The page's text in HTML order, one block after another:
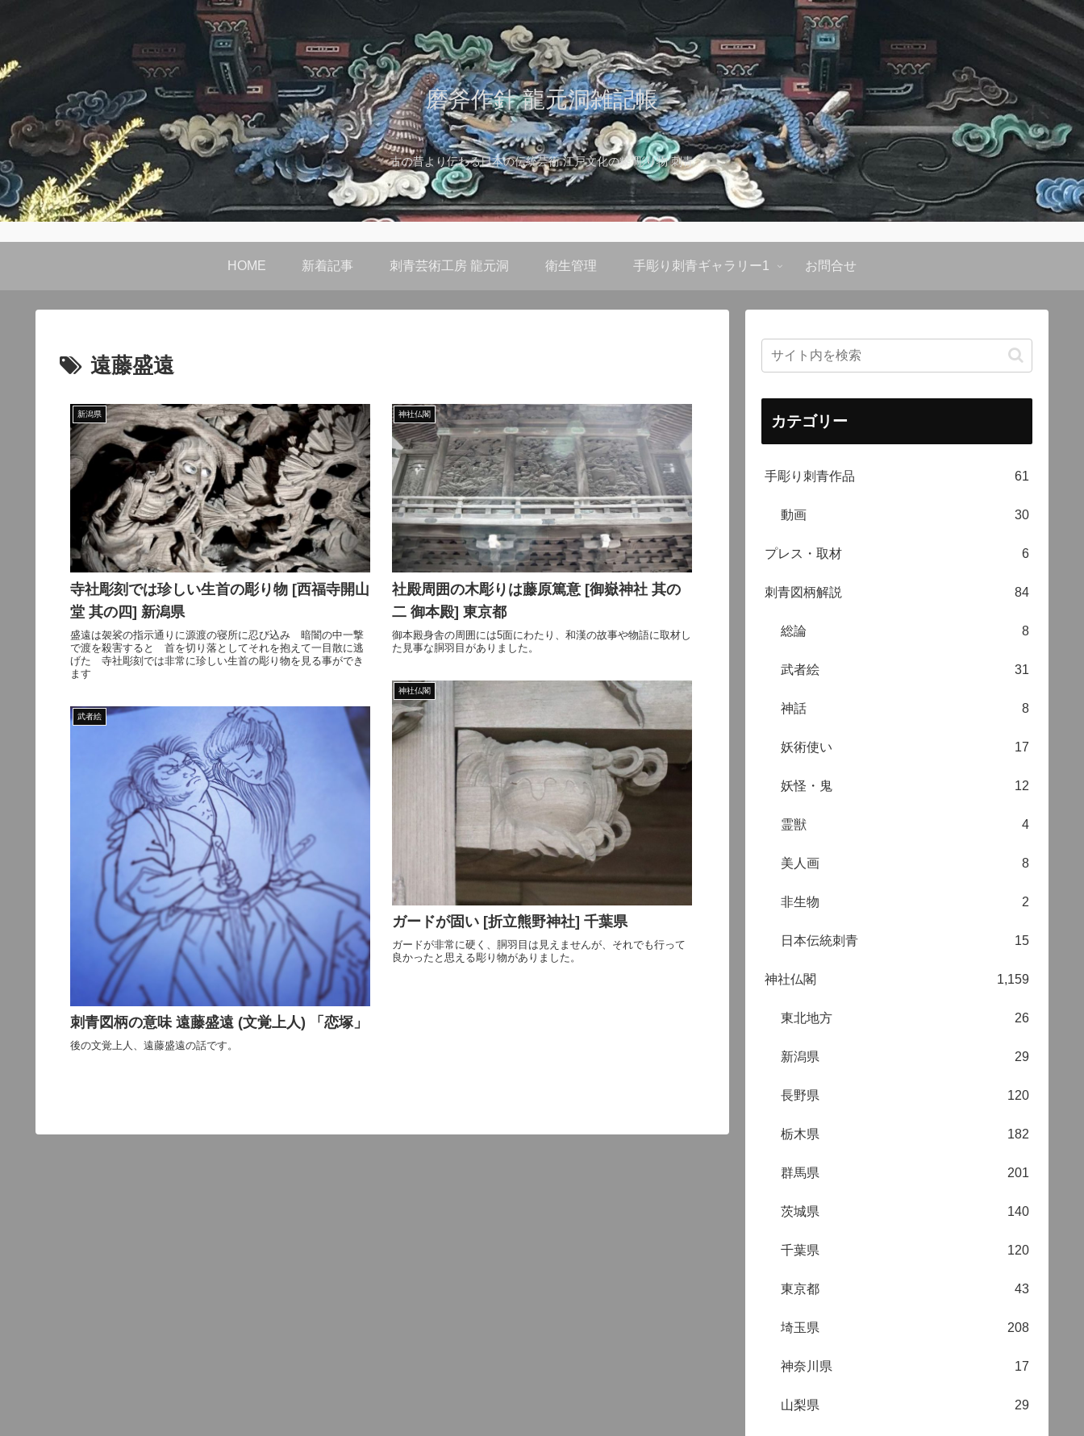
磨斧作針 龍元洞雑記帳
古の昔より伝わる日本の伝統芸術 江戸文化の粋 彫り物 刺青
HOME 新着記事 刺青芸術工房 龍元洞 衛生管理 手彫り刺青ギャラリー1 お問合せ
遠藤盛遠
新潟県
寺社彫刻では珍しい生首の彫り物 [西福寺開山
堂 其の四] 新潟県
盛遠は袈裟の指示通りに源渡の寝所に忍び込み 暗闇の中一撃
で渡を殺害すると 首を切り落としてそれを抱えて一目散に逃
げた 寺社彫刻では非常に珍しい生首の彫り物を見る事ができ
ます
神社仏閣
社殿周囲の木彫りは藤原篤意 [御嶽神社 其の
二 御本殿] 東京都
御本殿身舎の周囲には5面にわたり、和漢の故事や物語に取材し
た見事な胴羽目がありました。
神社仏閣
ガードが固い [折立熊野神社] 千葉県
ガードが非常に硬く、胴羽目は見えませんが、それでも行って
良かったと思える彫り物がありました。
武者絵
刺青図柄の意味 遠藤盛遠 (文覚上人) 「恋塚」
後の文覚上人、遠藤盛遠の話です。
カテゴリー
手彫り刺青作品 61
動画 30
プレス・取材 6
刺青図柄解説 84
総論 8
武者絵 31
神話 8
妖術使い 17
妖怪・鬼 12
霊獣 4
美人画 8
非生物 2
日本伝統刺青 15
神社仏閣 1,159
東北地方 26
新潟県 29
長野県 120
栃木県 182
群馬県 201
茨城県 140
千葉県 120
東京都 43
埼玉県 208
神奈川県 17
山梨県 29